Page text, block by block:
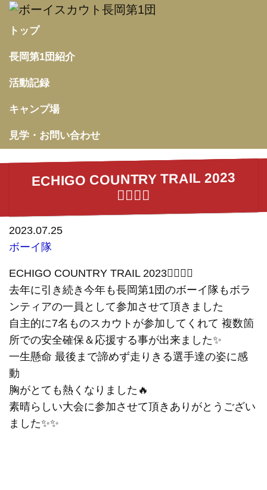
トップ
長岡第1団紹介
活動記録
キャンプ場
見学・お問い合わせ
ECHIGO COUNTRY TRAIL 2023
🏃‍♂️✨✨
2023.07.25
ボーイ隊
ECHIGO COUNTRY TRAIL 2023🏃‍♂️✨✨
去年に引き続き今年も長岡第1団のボーイ隊もボラ
ンティアの一員として参加させて頂きました
自主的に7名ものスカウトが参加してくれて 複数箇
所での安全確保＆応援する事が出来ました✨
一生懸命 最後まで諦めず走りきる選手達の姿に感
動
胸がとても熱くなりました🔥
素晴らしい大会に参加させて頂きありがとうござい
ました✨✨